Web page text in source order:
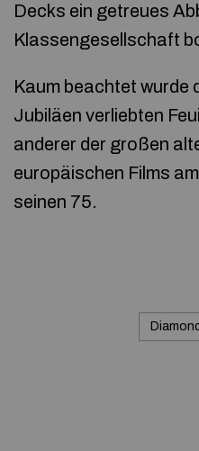
Decks ein getreues
Klassengesellschaft
Kaum beachtet wurde
Jubiläen verliebten
anderer der großen
europäischen Films
seinen 75.